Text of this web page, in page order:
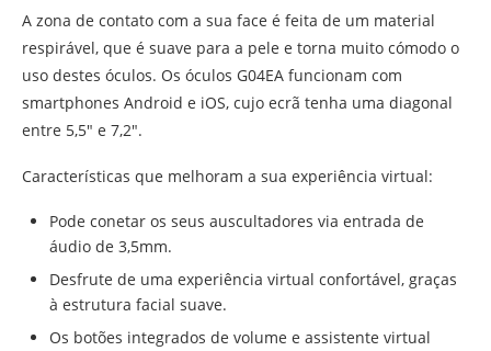
A zona de contato com a sua face é feita de um material
respirável, que é suave para a pele e torna muito cómodo o
uso destes óculos. Os óculos G04EA funcionam com
smartphones Android e iOS, cujo ecrã tenha uma diagonal
entre 5,5″ e 7,2″.
Características que melhoram a sua experiência virtual:
Pode conetar os seus auscultadores via entrada de
áudio de 3,5mm.
Desfrute de uma experiência virtual confortável, graças
à estrutura facial suave.
Os botões integrados de volume e assistente virtual